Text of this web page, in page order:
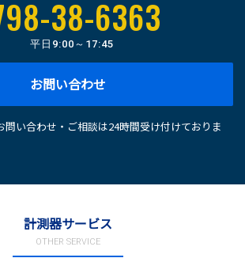
38-6363
平日 9:00～17:45
お問い合わせ
問い合わせ・ご相談は24時間受け付けておりま
計測器サービス
OTHER SERVICE